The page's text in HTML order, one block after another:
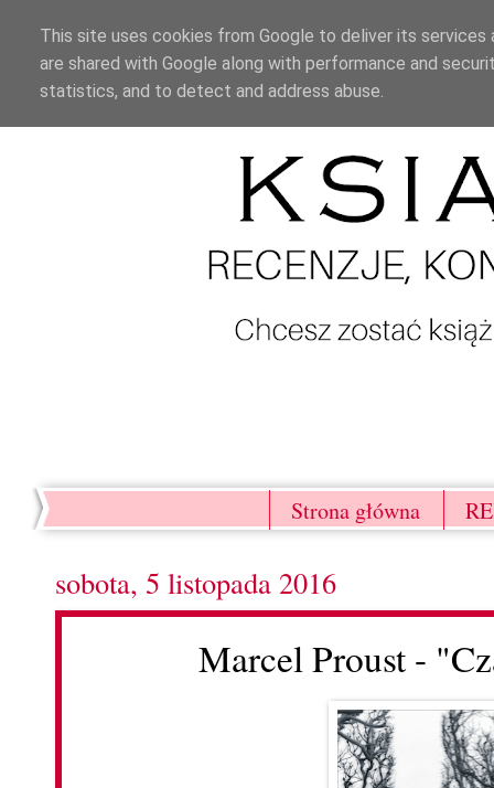
Strona główna
sobota, 5 listopada 2016
Marcel Proust -
This site uses cookies from Google to deliver its
are shared with Google along with performance and
statistics, and to detect and address abuse.